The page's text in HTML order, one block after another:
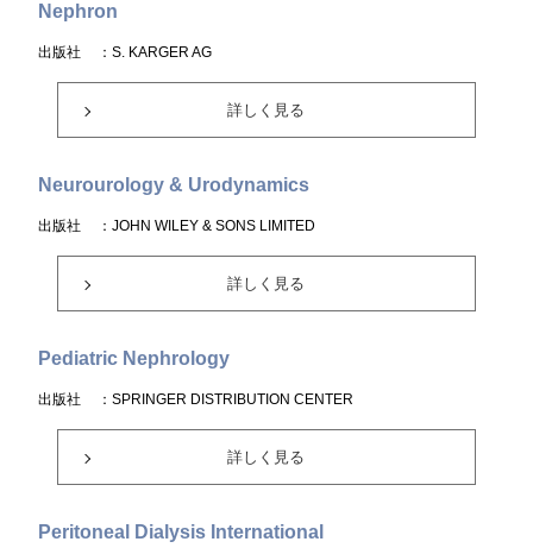
Nephron
出版社 ：S. KARGER AG
詳しく見る
Neurourology & Urodynamics
出版社 ：JOHN WILEY & SONS LIMITED
詳しく見る
Pediatric Nephrology
出版社 ：SPRINGER DISTRIBUTION CENTER
詳しく見る
Peritoneal Dialysis International